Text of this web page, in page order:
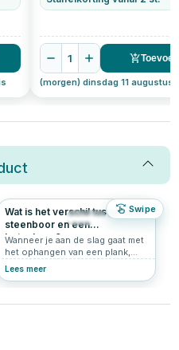
1
(morgen) dinsdag 11 augustus
Swipe
442 4.7
Wat is het verschil tussen een
steenboor en een
betonboor?
Wanneer je aan de slag gaat met
het ophangen van een plank,
schilderij of ander object aan de
Lees meer